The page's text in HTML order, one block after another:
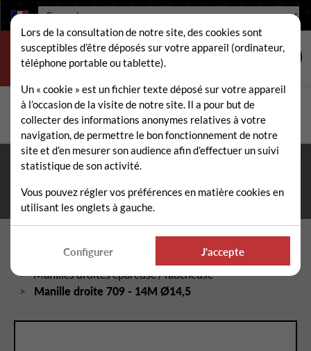
Langue :
Rechercher
Fermeture estivale du 10 au 21 août 2026
téléphonique et administrative assurée durant tout l'été. ☀️
Pièces détachées épareuse / faucheuse
Manilles épareuse / faucheuse
Manilles droites épareuse / faucheuse
Manille droite 709 - 14M Ø14,5
Lors de la consultation de notre site, des cookies sont
susceptibles d’être déposés sur votre appareil (ordinateur,
téléphone portable ou tablette).
Un « cookie » est un fichier texte déposé sur votre appareil
à l’occasion de la visite de notre site. Il a pour but de
collecter des informations anonymes relatives à votre
navigation, de permettre le bon fonctionnement de notre
site et d’en mesurer son audience afin d’effectuer un suivi
statistique de son activité.
Vous pouvez régler vos préférences en matière cookies en
utilisant les onglets à gauche.
Configurer J'accepte